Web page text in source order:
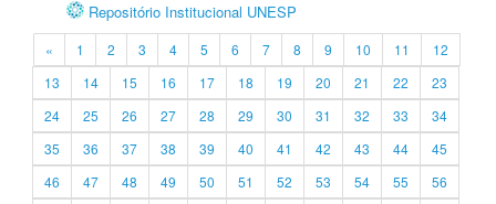
Repositório Institucional UNESP
« 1 2 3 4 5 6 7 8 9 10 11
12
13
14 15 16 17 18 19 20 21 22
23
24
25 26 27 28 29 30 31 32 33
34
35
36 37 38 39 40 41 42 43 44
45
46
47 48 49 50 51 52 53 54 55
56